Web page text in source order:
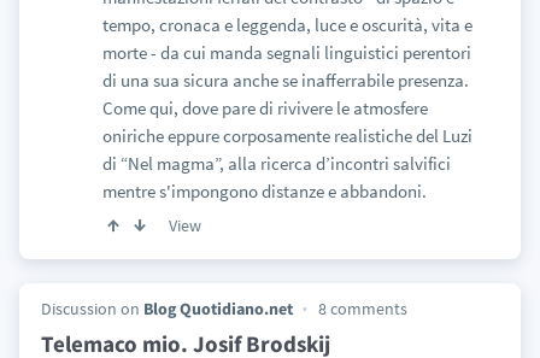
tempo, cronaca e leggenda, luce e oscurità, vita e
morte - da cui manda segnali linguistici perentori
di una sua sicura anche se inafferrabile presenza.
Come qui, dove pare di rivivere le atmosfere
oniriche eppure corposamente realistiche del Luzi
di “Nel magma”, alla ricerca d’incontri salvifici
mentre s'impongono distanze e abbandoni.
View
Discussion on Blog Quotidiano.net 8 comments
Telemaco mio. Josif Brodskij